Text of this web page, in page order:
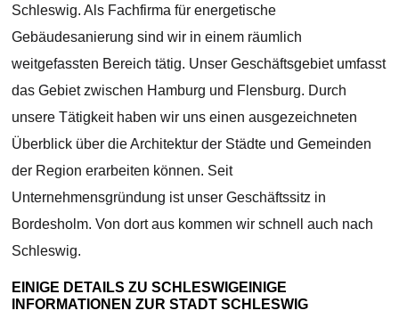
Schleswig. Als Fachfirma für energetische
Gebäudesanierung sind wir in einem räumlich
weitgefassten Bereich tätig. Unser Geschäftsgebiet umfasst
das Gebiet zwischen Hamburg und Flensburg. Durch
unsere Tätigkeit haben wir uns einen ausgezeichneten
Überblick über die Architektur der Städte und Gemeinden
der Region erarbeiten können. Seit
Unternehmensgründung ist unser Geschäftssitz in
Bordesholm. Von dort aus kommen wir schnell auch nach
Schleswig.
EINIGE DETAILS ZU SCHLESWIGEINIGE
INFORMATIONEN ZUR STADT SCHLESWIG